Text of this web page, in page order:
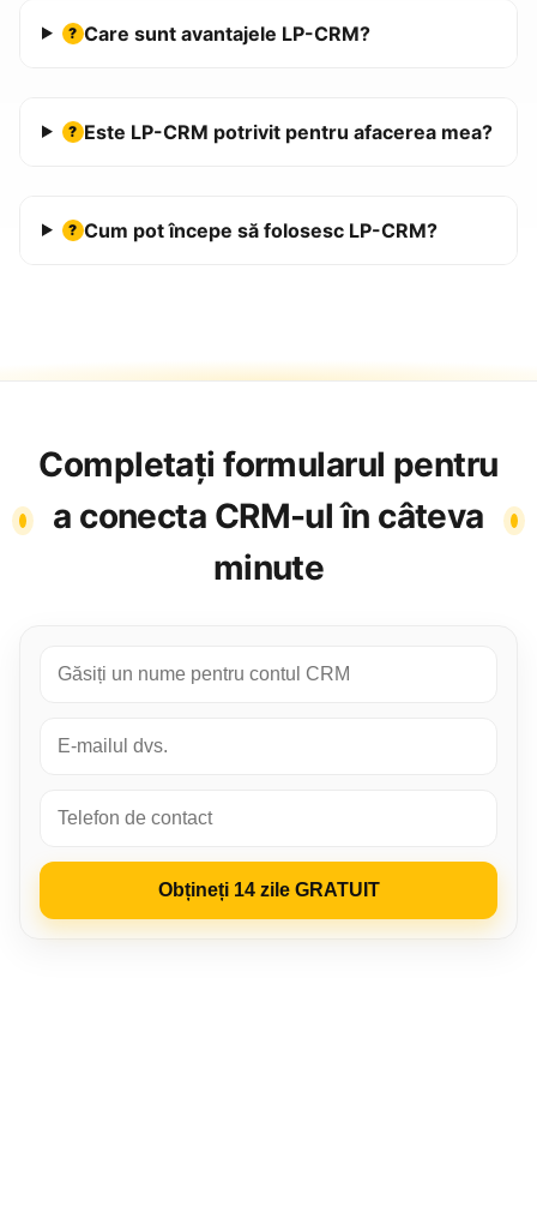
? Care sunt avantajele LP-CRM?
? Este LP-CRM potrivit pentru afacerea mea?
? Cum pot începe să folosesc LP-CRM?
Completați formularul pentru
a conecta CRM-ul în câteva
minute
Obțineți 14 zile GRATUIT